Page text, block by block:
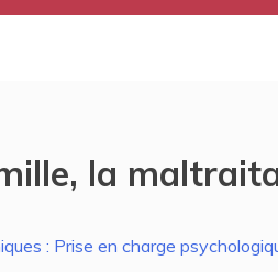
la
: Prise en charge